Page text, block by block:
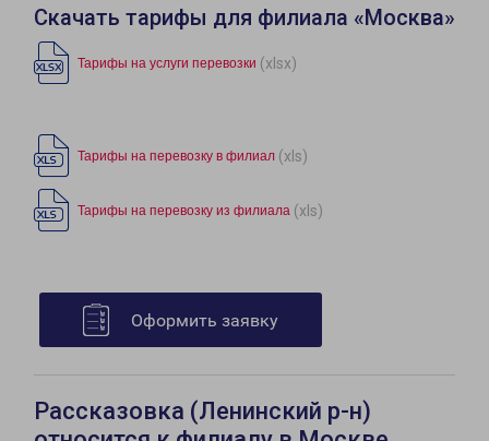
Скачать тарифы для филиала «Москва»
Тарифы на услуги перевозки (xlsx)
Тарифы на перевозку в филиал (xls)
Тарифы на перевозку из филиала (xls)
Оформить заявку
Рассказовка (Ленинский р-н)